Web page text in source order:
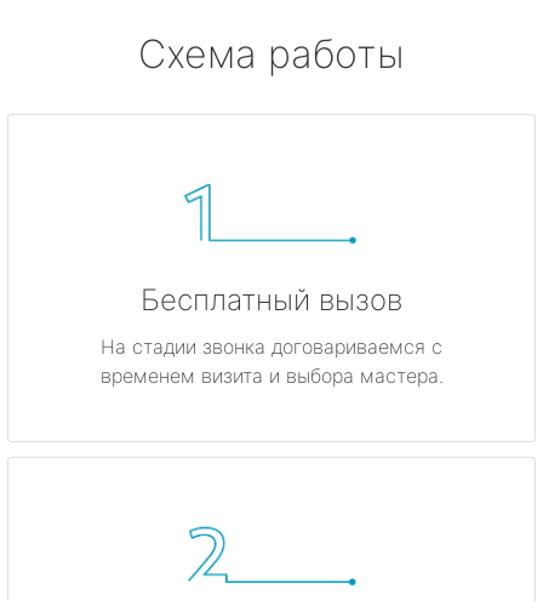
Схема работы
Бесплатный вызов
На стадии звонка договариваемся с
временем визита и выбора мастера.